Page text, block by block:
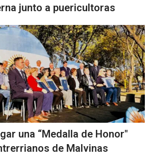
junto a puericultoras
una “Medalla de Honor"
de Malvinas